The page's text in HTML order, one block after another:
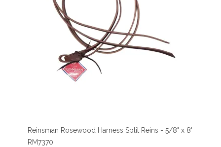
Reinsman Rosewood Harness Split Reins - 5/8" x 8'
RM7370